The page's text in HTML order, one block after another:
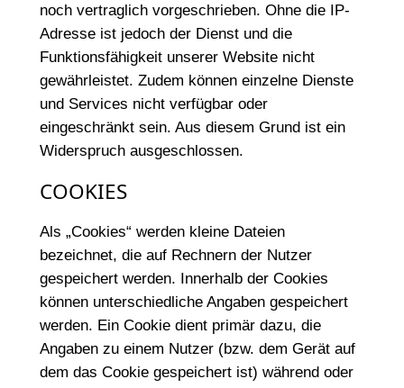
noch vertraglich vorgeschrieben. Ohne die IP-
Adresse ist jedoch der Dienst und die
Funktionsfähigkeit unserer Website nicht
gewährleistet. Zudem können einzelne Dienste
und Services nicht verfügbar oder
eingeschränkt sein. Aus diesem Grund ist ein
Widerspruch ausgeschlossen.
COOKIES
Als „Cookies“ werden kleine Dateien
bezeichnet, die auf Rechnern der Nutzer
gespeichert werden. Innerhalb der Cookies
können unterschiedliche Angaben gespeichert
werden. Ein Cookie dient primär dazu, die
Angaben zu einem Nutzer (bzw. dem Gerät auf
dem das Cookie gespeichert ist) während oder